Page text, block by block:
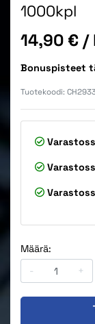
1000kpl
Hinta
14,90 € /
Bonuspisteet
Tuotekoodi:
Määrä:
-
+